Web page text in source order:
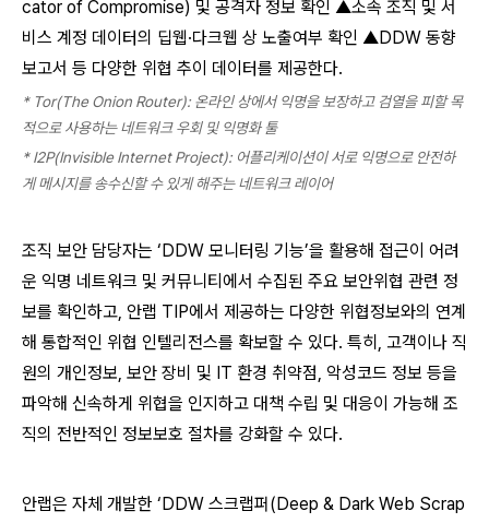
cator of Compromise) 및 공격자 정보 확인 ▲소속 조직 및 서
비스 계정 데이터의 딥웹·다크웹 상 노출여부 확인 ▲DDW 동향
보고서 등 다양한 위협 추이 데이터를 제공한다.
* Tor(The Onion Router): 온라인 상에서 익명을 보장하고 검열을 피할 목
적으로 사용하는 네트워크 우회 및 익명화 툴
* I2P(Invisible Internet Project): 어플리케이션이 서로 익명으로 안전하
게 메시지를 송수신할 수 있게 해주는 네트워크 레이어
조직 보안 담당자는 ‘DDW 모니터링 기능’을 활용해 접근이 어려
운 익명 네트워크 및 커뮤니티에서 수집된 주요 보안위협 관련 정
보를 확인하고, 안랩 TIP에서 제공하는 다양한 위협정보와의 연계
해 통합적인 위협 인텔리전스를 확보할 수 있다. 특히, 고객이나 직
원의 개인정보, 보안 장비 및 IT 환경 취약점, 악성코드 정보 등을
파악해 신속하게 위협을 인지하고 대책 수립 및 대응이 가능해 조
직의 전반적인 정보보호 절차를 강화할 수 있다.
안랩은 자체 개발한 ‘DDW 스크랩퍼(Deep & Dark Web Scrap